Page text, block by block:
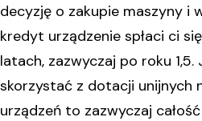
decyzję o zakupie maszyny i
kredyt urządzenie spłaci ci
latach, zazwyczaj po roku 1,5.
skorzystać z dotacji unijnych
urządzeń to zazwyczaj